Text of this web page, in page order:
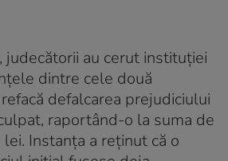
judecătorii au cerut instituției
dintre cele două
defalcarea prejudiciului
raportând-o la suma de
Instanța a reținut că o